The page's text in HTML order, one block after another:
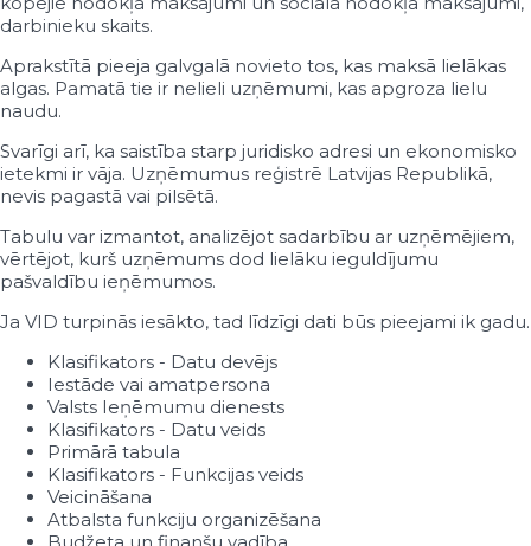
40002099031 Individuālais komersants "LAIMONIS
40002099084 Individuālais komersants "JAUNAIS
40002099120
IK "L.KONSULTANTI"
40002099192
40002099205 Individuālais komersants "O' STOL"
40002099224 IK "TREASURE"
40002099239 IK "ILZES STILS"
40002099281 "DACE KAULA" IK
40002099309Individuālais komersants "DSA SERVICE"
40002099313 IK "Finese"
40002099347 IK "k.M.k"
40002099370 Individuālais komersants "Esti triko"
40002099385 "NorMan-E" IK
40002099402Individuālais komersants "Wind Project"
40002099436 Individuālais komersants "SANTA GEORG"
40002099440IK "VEGSAT TV INSTALĀCIJAS"
40002099489Individuālais komersants "EMOS"
40002099506 Individuālais komersants "RETRO D"
darbinieku skaits.
Aprakstītā pieeja galvgalā novieto tos, kas maksā lielākas
algas. Pamatā tie ir nelieli uzņēmumi, kas apgroza lielu
naudu.
Svarīgi arī, ka saistība starp juridisko adresi un ekonomisko
ietekmi ir vāja. Uzņēmumus reģistrē Latvijas Republikā,
nevis pagastā vai pilsētā.
Tabulu var izmantot, analizējot sadarbību ar uzņēmējiem,
vērtējot, kurš uzņēmums dod lielāku ieguldījumu
pašvaldību ieņēmumos.
Ja VID turpinās iesākto, tad līdzīgi dati būs pieejami ik gadu.
Klasifikators - Datu devējs
Iestāde vai amatpersona
Valsts Ieņēmumu dienests
Klasifikators - Datu veids
Primārā tabula
Klasifikators - Funkcijas veids
Veicināšana
Atbalsta funkciju organizēšana